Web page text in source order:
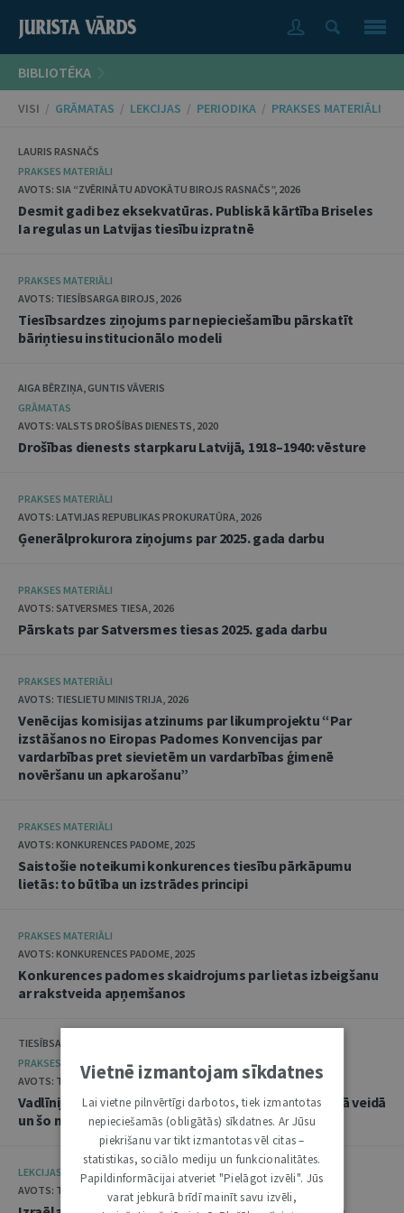
BIBLIOTĒKA
VISI / GRĀMATAS / LEKCIJAS / PERIODIKA / PRAKSES MATERIĀLI
LAURIS RASNAČS
PRAKSES MATERIĀLI
AVOTS: SIA “ZVĒRINĀTU ADVOKĀTU BIROJS RASNAČS”, 2026
Desmit gadi bez eksekvatūras. Publiskā kārtība Briseles
Ia regulas un Latvijas tiesību izpratnē
PRAKSES MATERIĀLI
AVOTS: TIESĪBSARGA BIROJS, 2026
Tiesībsardzes ziņojums par nepieciešamību pārskatīt
bāriņtiesu institucionālo modeli
AIGA BĒRZIŅA, GUNTIS VĀVERIS
GRĀMATAS
AVOTS: VALSTS DROŠĪBAS DIENESTS, 2020
Drošības dienests starpkaru Latvijā, 1918–1940: vēsture
PRAKSES MATERIĀLI
AVOTS: LATVIJAS REPUBLIKAS PROKURATŪRA, 2026
Ģenerālprokurora ziņojums par 2025. gada darbu
PRAKSES MATERIĀLI
AVOTS: SATVERSMES TIESA, 2026
Pārskats par Satversmes tiesas 2025. gada darbu
PRAKSES MATERIĀLI
AVOTS: TIESLIETU MINISTRIJA, 2026
Venēcijas komisijas atzinums par likumprojektu “Par
izstāšanos no Eiropas Padomes Konvencijas par
vardarbības pret sievietēm un vardarbības ģimenē
novēršanu un apkarošanu”
PRAKSES MATERIĀLI
AVOTS: KONKURENCES PADOME, 2025
Saistošie noteikumi konkurences tiesību pārkāpumu
lietās: to būtība un izstrādes principi
PRAKSES MATERIĀLI
AVOTS: KONKURENCES PADOME, 2025
Konkurences padomes skaidrojums par lietas izbeigšanu
ar rakstveida apņemšanos
TIESĪBSARGA BIROJS, DATU VALSTS INSPEKCIJA
PRAKSES MATERIĀLI
AVOTS: TIESĪBSARGA BIROJS, 2025
Vadlīnijas "Amatpersonu datu apstrāde audiovizuālā veidā
un šo materiālu publicēšana"
LEKCIJAS
AVOTS: TIESLIETU AKADĒMIJA, 2025
Vietnē izmantojam sīkdatnes
Lai vietne pilnvērtīgi darbotos, tiek izmantotas
nepieciešamās (obligātās) sīkdatnes. Ar Jūsu
piekrišanu var tikt izmantotas vēl citas –
statistikas, sociālo mediju un funkcionalitātes.
Papildinformācijai atveriet "Pielāgot izvēli". Jūs
varat jebkurā brīdī mainīt savu izvēli,